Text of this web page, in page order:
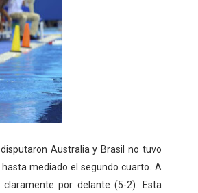
Australia y Brasil no tuvo
mediado el segundo cuarto. A
por delante (5-2). Esta